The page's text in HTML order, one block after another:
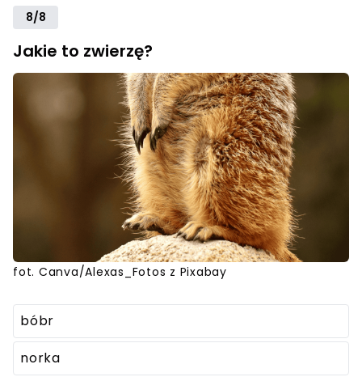
8/8
Jakie to zwierzę?
fot. Canva/Alexas_Fotos z Pixabay
bóbr
norka